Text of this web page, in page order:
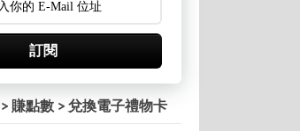
訂閱
賺點數 > 兌換電子禮物卡